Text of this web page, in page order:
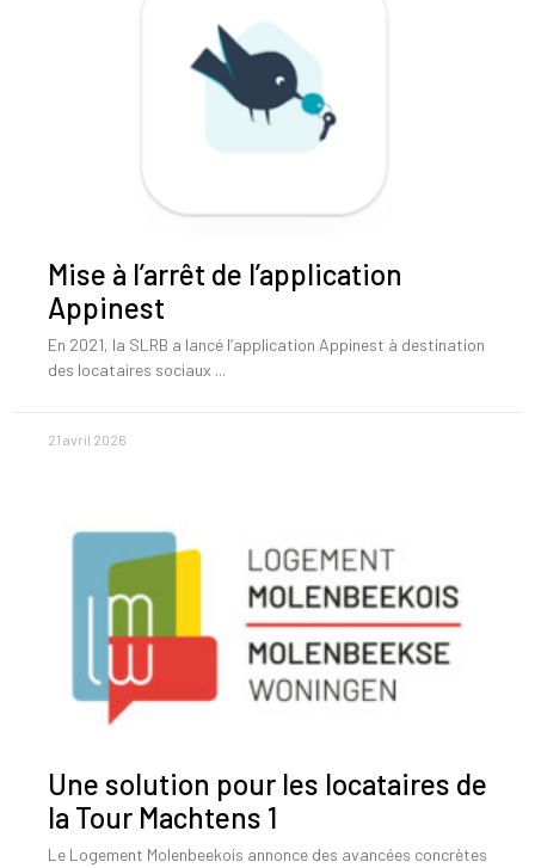
Mise à l’arrêt de l’application
Appinest
En 2021, la SLRB a lancé l’application Appinest à destination
des locataires sociaux
21 avril 2026
Une solution pour les locataires de
la Tour Machtens 1
Le Logement Molenbeekois annonce des avancées concrètes